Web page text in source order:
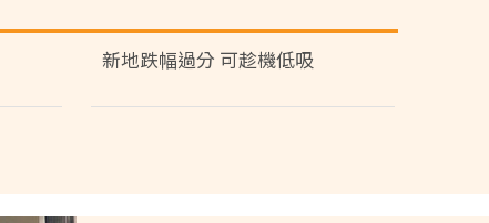
新地跌幅過分 可趁機低吸